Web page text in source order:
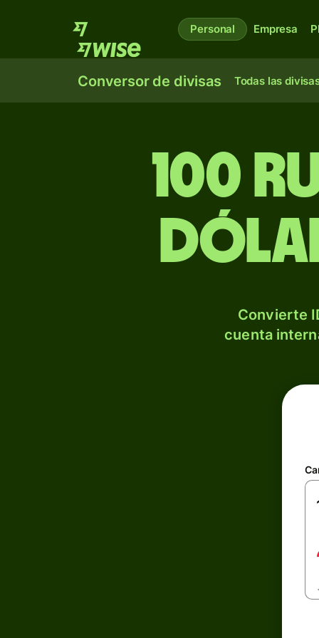
Personal Empresa
Conversor de divisas Todas las
100
Convierte
cuenta